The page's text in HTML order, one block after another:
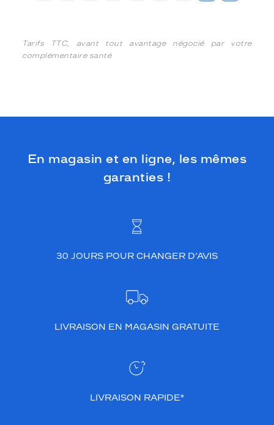
Tarifs TTC, avant tout avantage négocié par votre
complémentaire santé
En magasin et en ligne, les mêmes
garanties !
30 JOURS POUR CHANGER D’AVIS
LIVRAISON EN MAGASIN GRATUITE
LIVRAISON RAPIDE*